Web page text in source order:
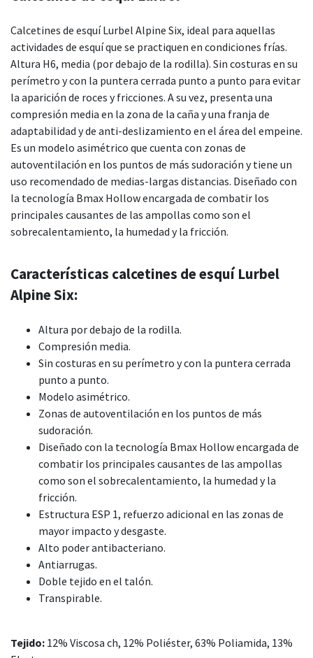
Calcetines de esquí Lurbel Alpine Six, ideal para aquellas
actividades de esquí que se practiquen en condiciones frías.
Altura H6, media (por debajo de la rodilla). Sin costuras en su
perímetro y con la puntera cerrada punto a punto para evitar
la aparición de roces y fricciones. A su vez, presenta una
compresión media en la zona de la caña y una franja de
adaptabilidad y de anti-deslizamiento en el área del empeine.
Es un modelo asimétrico que cuenta con zonas de
autoventilación en los puntos de más sudoración y tiene un
uso recomendado de medias-largas distancias. Diseñado con
la tecnología Bmax Hollow encargada de combatir los
principales causantes de las ampollas como son el
sobrecalentamiento, la humedad y la fricción.
Características calcetines de esquí Lurbel
Alpine Six:
Altura por debajo de la rodilla.
Compresión media.
Sin costuras en su perímetro y con la puntera cerrada
punto a punto.
Modelo asimétrico.
Zonas de autoventilación en los puntos de más
sudoración.
Diseñado con la tecnología Bmax Hollow encargada de
combatir los principales causantes de las ampollas
como son el sobrecalentamiento, la humedad y la
fricción.
Estructura ESP 1, refuerzo adicional en las zonas de
mayor impacto y desgaste.
Alto poder antibacteriano.
Antiarrugas.
Doble tejido en el talón.
Transpirable.
Tejido: 12% Viscosa ch, 12% Poliéster, 63% Poliamida, 13%